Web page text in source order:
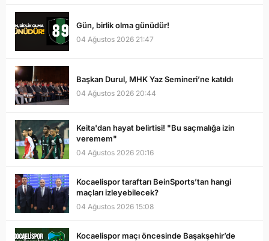
Gün, birlik olma günüdür!
04 Ağustos 2026 21:47
Başkan Durul, MHK Yaz Semineri’ne katıldı
04 Ağustos 2026 20:44
Keita'dan hayat belirtisi! "Bu saçmalığa izin
veremem"
04 Ağustos 2026 20:16
Kocaelispor taraftarı BeinSports’tan hangi
maçları izleyebilecek?
04 Ağustos 2026 15:08
Kocaelispor maçı öncesinde Başakşehir’de